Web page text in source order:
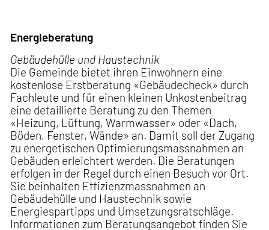
Energieberatung
Gebäudehülle und Haustechnik
Die Gemeinde bietet ihren Einwohnern eine
kostenlose Erstberatung «Gebäudecheck» durch
Fachleute und für einen kleinen Unkostenbeitrag
eine detaillierte Beratung zu den Themen
«Heizung, Lüftung, Warmwasser» oder «Dach,
Böden, Fenster, Wände» an. Damit soll der Zugang
zu energetischen Optimierungsmassnahmen an
Gebäuden erleichtert werden. Die Beratungen
erfolgen in der Regel durch einen Besuch vor Ort.
Sie beinhalten Effizienzmassnahmen an
Gebäudehülle und Haustechnik sowie
Energiespartipps und Umsetzungsratschläge.
Informationen zum Beratungsangebot finden Sie